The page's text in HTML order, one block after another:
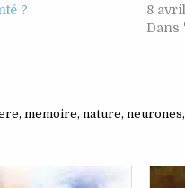
?
8
Dans
,memoire,nature,neurones